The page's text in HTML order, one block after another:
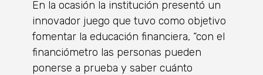
En la ocasión la institución presentó un
innovador juego que tuvo como objetivo
fomentar la educación financiera, “con el
financiómetro las personas pueden
ponerse a prueba y saber cuánto